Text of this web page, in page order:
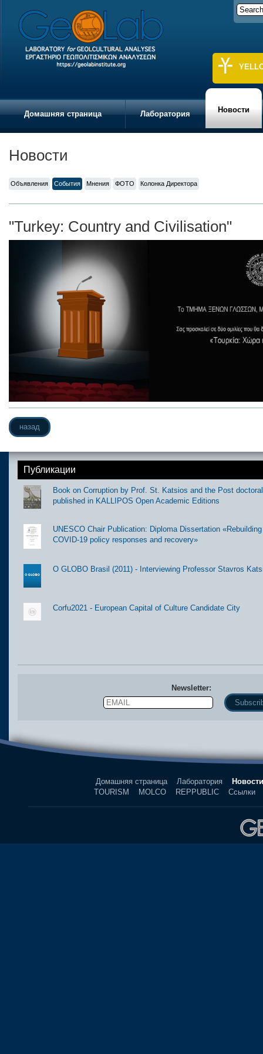
Домашняя страница Лаборатория Новости
Новости
Объявления События Мнения ФОТО Колонка Директора
"Turkey: Country and Civilisation"
назад
Публикации
Book on Corruption by Prof. St. Katsios and the Post
published in KALLIPOS Open Academic Editions
UNESCO Chair Publication: Diploma Dissertation
COVID-19 policy responses and recovery»
O GLOBO Brasil (2011) - Interviewing Professor Stavros
Corfu2021 - European Capital of Culture Candidate City
Newsletter:
Email
Name
Домашняя страница Лаборатория
Новости
TOURISM
MOLCO REPPUBLIC Ссылки